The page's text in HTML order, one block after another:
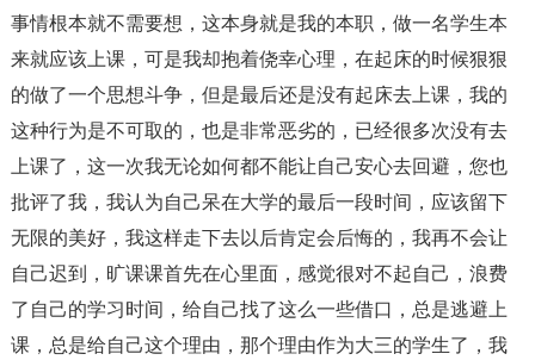
事情根本就不需要想，这本身就是我的本职，做一名学生本
来就应该上课，可是我却抱着侥幸心理，在起床的时候狠狠
的做了一个思想斗争，但是最后还是没有起床去上课，我的
这种行为是不可取的，也是非常恶劣的，已经很多次没有去
上课了，这一次我无论如何都不能让自己安心去回避，您也
批评了我，我认为自己呆在大学的最后一段时间，应该留下
无限的美好，我这样走下去以后肯定会后悔的，我再不会让
自己迟到，旷课课首先在心里面，感觉很对不起自己，浪费
了自己的学习时间，给自己找了这么一些借口，总是逃避上
课，总是给自己这个理由，那个理由作为大三的学生了，我